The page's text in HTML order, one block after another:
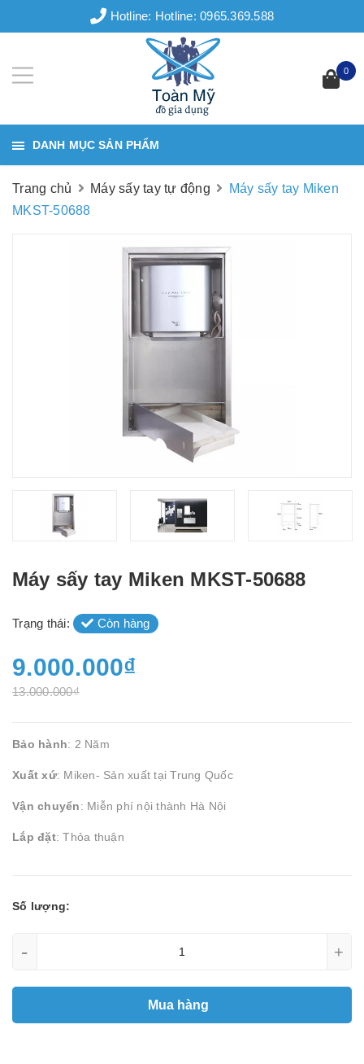
Hotline: Hotline: 0965.369.588
0
DANH MỤC SẢN PHẨM
Trang chủ Máy sấy tay tự động
Máy sấy tay Miken
MKST-50688
Máy sấy tay Miken MKST-50688
Trạng thái: Còn hàng
9.000.000₫
13.000.000₫
Bảo hành: 2 Năm
Xuất xứ: Miken- Sản xuất tại Trung Quốc
Vận chuyển: Miễn phí nội thành Hà Nội
Lắp đặt: Thỏa thuận
Số lượng:
- +
Mua hàng